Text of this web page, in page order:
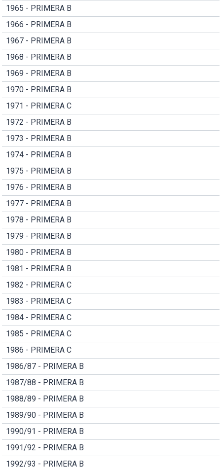
1965 - PRIMERA B
1966 - PRIMERA B
1967 - PRIMERA B
1968 - PRIMERA B
1969 - PRIMERA B
1970 - PRIMERA B
1971 - PRIMERA C
1972 - PRIMERA B
1973 - PRIMERA B
1974 - PRIMERA B
1975 - PRIMERA B
1976 - PRIMERA B
1977 - PRIMERA B
1978 - PRIMERA B
1979 - PRIMERA B
1980 - PRIMERA B
1981 - PRIMERA B
1982 - PRIMERA C
1983 - PRIMERA C
1984 - PRIMERA C
1985 - PRIMERA C
1986 - PRIMERA C
1986/87 - PRIMERA B
1987/88 - PRIMERA B
1988/89 - PRIMERA B
1989/90 - PRIMERA B
1990/91 - PRIMERA B
1991/92 - PRIMERA B
1992/93 - PRIMERA B